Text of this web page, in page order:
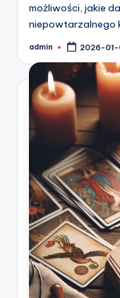
możliwości, jakie
niepowtarzalnego
Posted
admin 2026-01-